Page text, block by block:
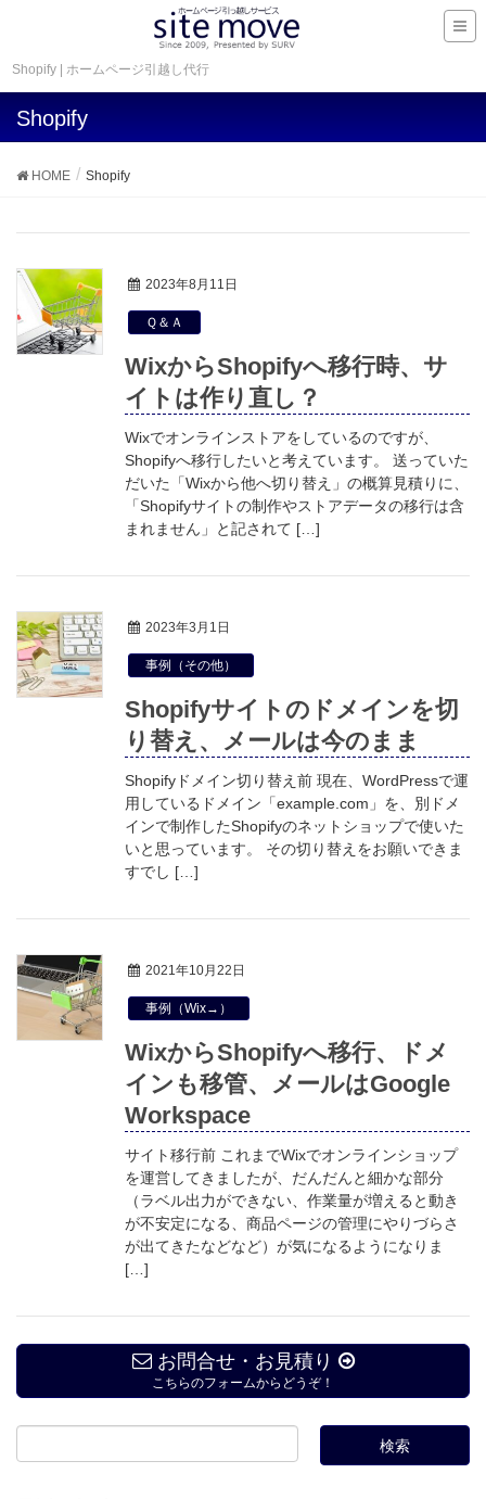
Shopify | ホームページ引越し代行
Shopify
HOME Shopify
2023年8月11日
Ｑ＆Ａ
WixからShopifyへ移行時、サ
イトは作り直し？
Wixでオンラインストアをしているのですが、
Shopifyへ移行したいと考えています。 送っていた
だいた「Wixから他へ切り替え」の概算見積りに、
「Shopifyサイトの制作やストアデータの移行は含
まれません」と記されて […]
2023年3月1日
事例（その他）
Shopifyサイトのドメインを切
り替え、メールは今のまま
Shopifyドメイン切り替え前 現在、WordPressで運
用しているドメイン「example.com」を、別ドメ
インで制作したShopifyのネットショップで使いた
いと思っています。 その切り替えをお願いできま
すでし […]
2021年10月22日
事例（Wix→）
WixからShopifyへ移行、ドメ
インも移管、メールはGoogle
Workspace
サイト移行前 これまでWixでオンラインショップ
を運営してきましたが、だんだんと細かな部分
（ラベル出力ができない、作業量が増えると動き
が不安定になる、商品ページの管理にやりづらさ
が出てきたなどなど）が気になるようになりま
[…]
お問合せ・お見積り
こちらのフォームからどうぞ！